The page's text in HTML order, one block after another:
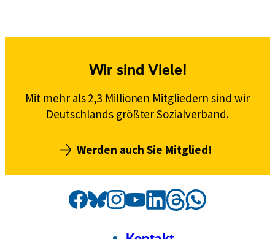
Wir sind Viele!
Mit mehr als 2,3 Millionen Mitgliedern sind wir
Deutschlands größter Sozialverband.
Werden auch Sie Mitglied!
Social
Media
Externer
Link:
VdK
auf
Externer
Link:
VdK
Bluesky
Externer
Link:
VdK
auf
Externer
Link:
VdK
YouTube
Externer
Link:
VdK
auf
LinkedIn
Externer
Link:
VdK
auf
Externer
Link:
VdK
auf